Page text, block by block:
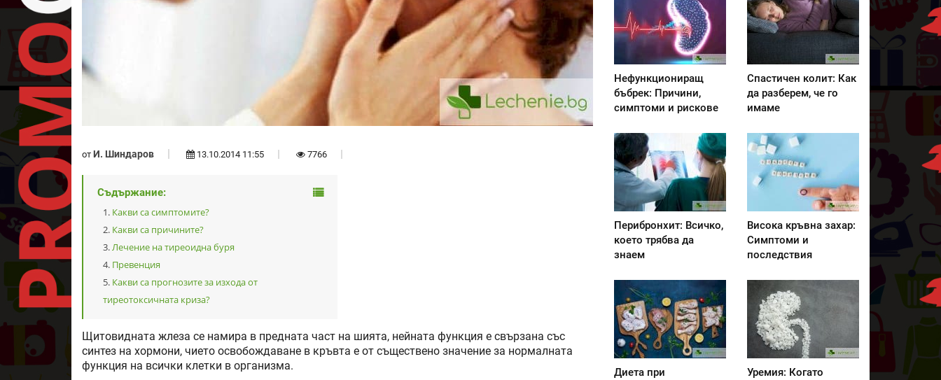
от И. Шиндаров 13.10.2014 11:55 7766
Съдържание:
Какви са симптомите?
Какви са причините?
Лечение на тиреоидна буря
Превенция
Какви са прогнозите за изхода от
тиреотоксичната криза?
Щитовидната жлеза се намира в предната част на шията, нейната функция е свързана със
синтез на хормони, чието освобождаване в кръвта е от съществено значение за нормалната
функция на всички клетки в организма.
Нефункциониращ
бъбрек: Причини,
симптоми и рискове
Спастичен колит: Как
да разберем, че го
имаме
Перибронхит: Всичко,
което трябва да
знаем
Висока кръвна захар:
Симптоми и
последствия
Диета при
Уремия: Когато